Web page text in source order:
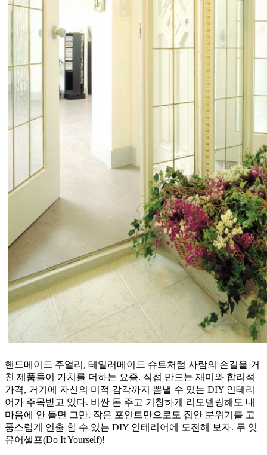
핸드메이드 주얼리, 테일러메이드 슈트처럼 사람의 손길을 거
친 제품들이 가치를 더하는 요즘. 직접 만드는 재미와 합리적
가격, 거기에 자신의 미적 감각까지 뽐낼 수 있는 DIY 인테리
어가 주목받고 있다. 비싼 돈 주고 거창하게 리모델링해도 내
마음에 안 들면 그만. 작은 포인트만으로도 집안 분위기를 고
풍스럽게 연출 할 수 있는 DIY 인테리어에 도전해 보자. 두 잇
유어셀프(Do It Yourself)!